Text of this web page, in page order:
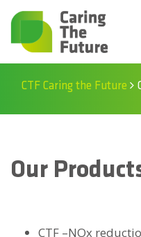
CTF Caring the Future
Our
CTF –NOx